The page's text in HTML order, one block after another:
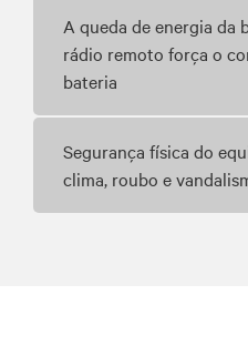
A queda de energia da
rádio remoto força o
bateria
Segurança física do
clima, roubo e